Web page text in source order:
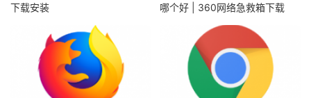
下载安装
哪个好 | 360网络急救箱下载